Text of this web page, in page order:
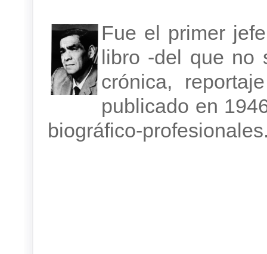
Fue el primer
libro -del que no
crónica,
publicado en
biográfico-